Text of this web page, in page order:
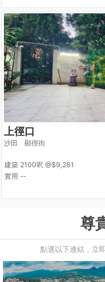
上徑口
沙田 顯徑街
建築 2100呎 @$9,281
實用 --
尊
點選以下連結，立